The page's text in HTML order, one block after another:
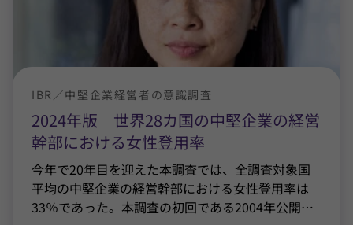
2024年版 世界28カ国の中堅企業の経営
幹部における女性登用率
IBR／中堅企業経営者の意識調査
今年で20年目を迎えた本調査では、全調査対象国
平均の中堅企業の経営幹部における女性登用率は
33％であった。本調査の初回である2004年公開…